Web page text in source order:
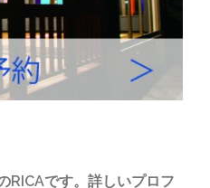
RICAです。詳しいプロフ